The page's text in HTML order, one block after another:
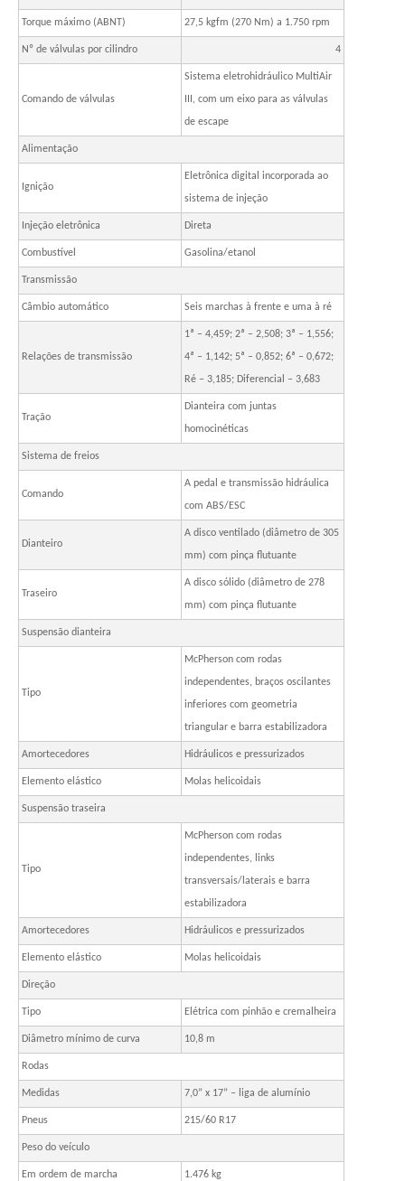
Torque máximo (ABNT) 27,5 kgfm (270 Nm) a 1.750 rpm
Nº de válvulas por cilindro 4
Comando de válvulas
Sistema eletrohidráulico MultiAir
III, com um eixo para as válvulas
de escape
Alimentação
Ignição
Eletrônica digital incorporada ao
sistema de injeção
Injeção eletrônica Direta
Combustível Gasolina/etanol
Transmissão
Câmbio automático Seis marchas à frente e uma à ré
Relações de transmissão
1ª – 4,459; 2ª – 2,508; 3ª – 1,556;
4ª – 1,142; 5ª – 0,852; 6ª – 0,672;
Ré – 3,185; Diferencial – 3,683
Tração
Dianteira com juntas
homocinéticas
Sistema de freios
Comando
A pedal e transmissão hidráulica
com ABS/ESC
Dianteiro
A disco ventilado (diâmetro de 305
mm) com pinça flutuante
Traseiro
A disco sólido (diâmetro de 278
mm) com pinça flutuante
Suspensão dianteira
Tipo
McPherson com rodas
independentes, braços oscilantes
inferiores com geometria
triangular e barra estabilizadora
Amortecedores Hidráulicos e pressurizados
Elemento elástico Molas helicoidais
Suspensão traseira
Tipo
McPherson com rodas
independentes, links
transversais/laterais e barra
estabilizadora
Amortecedores Hidráulicos e pressurizados
Elemento elástico Molas helicoidais
Direção
Tipo Elétrica com pinhão e cremalheira
Diâmetro mínimo de curva 10,8 m
Rodas
Medidas 7,0” x 17” – liga de alumínio
Pneus 215/60 R17
Peso do veículo
Em ordem de marcha 1.476 kg